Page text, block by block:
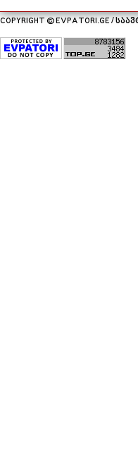
COPYRIGHT © EVPATORI.GE /